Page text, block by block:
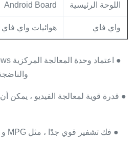
اللوحة الرئيسية Android Board
واي فاي هوائيات واي فاي
● قدرة قوية لمعالجة الفيديو ، يمكن